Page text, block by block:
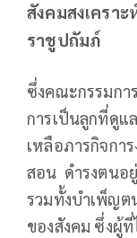
สังคมสงเครา
ราชูปถัมภ์
ซึ่งคณะกรรมกา
การเป็นลูกที่ดูแ
เหลือภารกิจกา
สอน ดำรงตนอ
รวมทั้งบำเพ็ญต
ของสังคม ซึ่งผู้